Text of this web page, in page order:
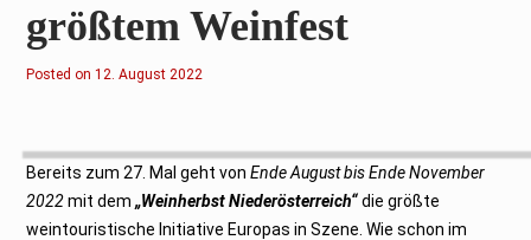
größtem Weinfest
Posted on1
g
u
s
t
2
0
12. August 2022
Bereits zum 27. Mal geht vonEnde August bis Ende November
2022mit dem„Weinherbst Niederösterreich“die größte
weintouristische Initiative Europas in Szene. Wie schon im